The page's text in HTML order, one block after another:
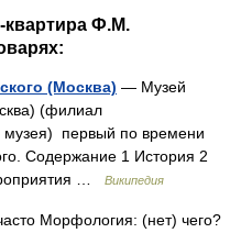
квартира Ф.М.
(Москва) — Музей
(филиал
музея) первый по времени
Содержание 1 История 2
…
Википедия
Морфология: (нет) чего?